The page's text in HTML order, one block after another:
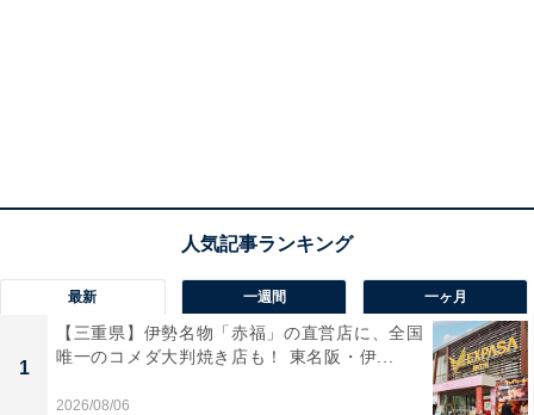
最新 一週間 一ヶ月
1
【三重県】伊勢名物「赤福」の直営店に、全国
唯一のコメダ大判焼き店も！ 東名阪・伊...
2026/08/06